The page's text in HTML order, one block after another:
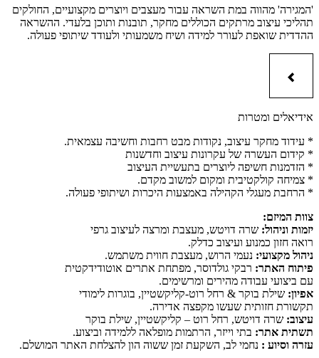
'המגירה' מהווה במת השראה עבור מעצבים ויוצרים מקצועיים, החולקים
תהליכי עיצוב מרתקים הכוללים מחקר, תובנות ותוכן בלעדי. ההשראה
ההדדית שואפת לעורר למידה ושיח משמעותי ולעודד שיתופי פעולה.
אידיאלים ומטרות
* עידוד מחקר עיצוב, נקודות מבט רחבות וחשיבה עצמאית.
* קידום העשרה של עקרונות עיצוב וחדשנות
* הזדמנות חשיפה ליוצרים בתעשיית העיצוב
* צמיחה קולקטיבית ומקום למשוב מקדם.
* הרחבת מעגלי הקהילה באמצעות היכרות ושיתופי פעולה.
צוות המיזם:
יזמות וניהול: שרה דויטש, מעצבת ומרצה לעיצוב גרפי
רואה חזון כמנוע ועיצוב כדלק.
ניהול מקצועי: נעמי הרוש, מעצבת חווית משתמש.
פיתוח האתר: רבקי גולדוסר, מפתחת אתרים אוטודידקטית
עם ביצועי עבודה מהירים ומרשימים.
אפיון: שילת בוקר & רחל רוט-קליקשטיין, בוגרות לימודי
תקשורת חזותית שעשו מקפצה אדירה.
עיצוב: שרה דויטש, רחל רוט – קליקשטיין, שילת בוקר
תשתית אתר: בתי וייזר, הרתמות מופלאה ללמידה וביצוע.
עזרה וסיוע : נחמי לב, השקעת זמן ששוה הון להצלחת האתר המושלם.